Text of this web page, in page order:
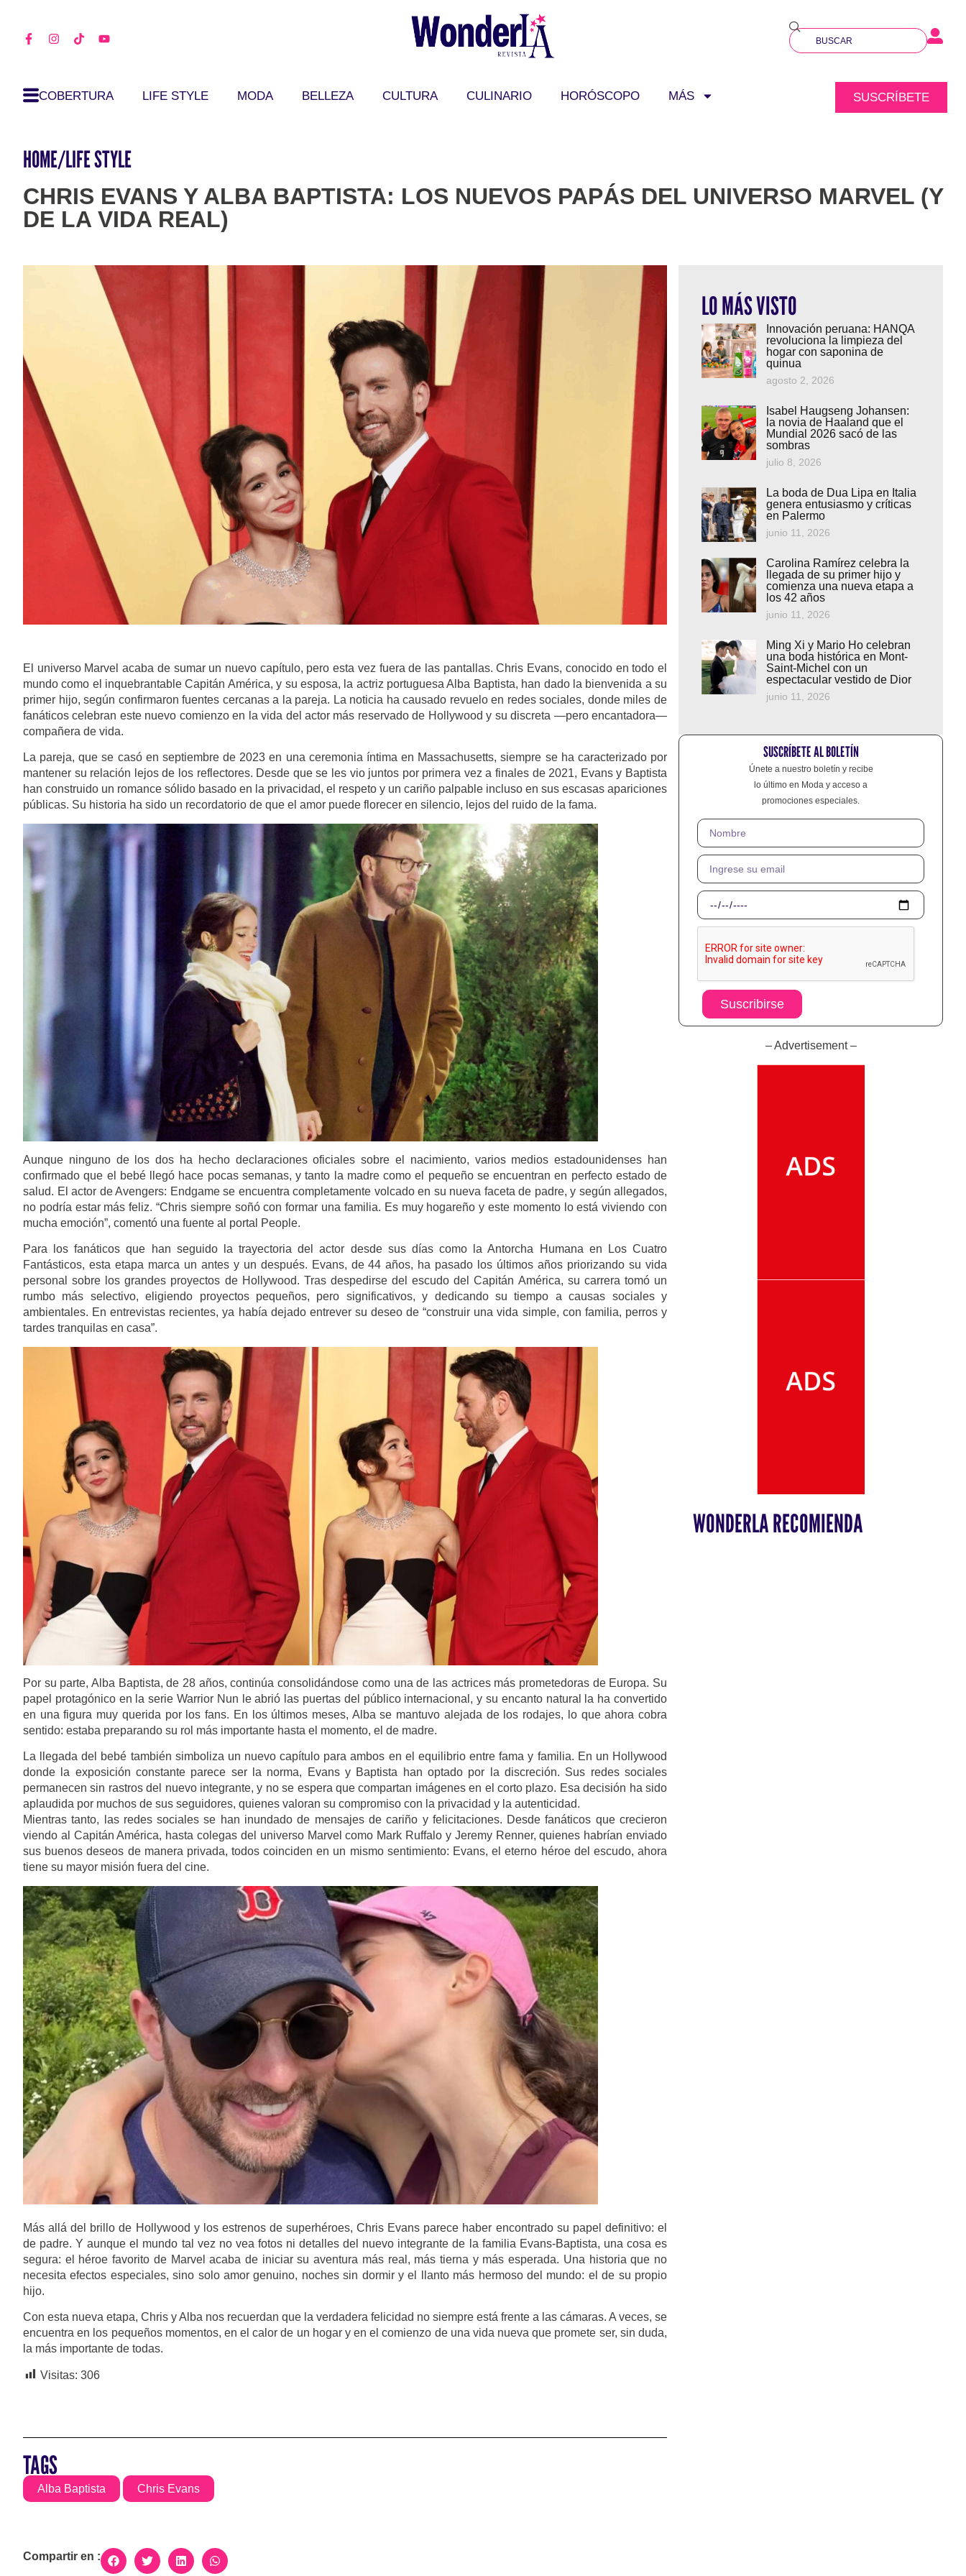
COBERTURA LIFE STYLE MODA BELLEZA CULTURA CULINARIO HORÓSCOPO MÁS SUSCRÍBETE
HOME/LIFE STYLE
CHRIS EVANS Y ALBA BAPTISTA: LOS NUEVOS PAPÁS DEL UNIVERSO MARVEL (Y
DE LA VIDA REAL)
El universo Marvel acaba de sumar un nuevo capítulo, pero esta vez fuera de las pantallas. Chris Evans, conocido en todo el
mundo como el inquebrantable Capitán América, y su esposa, la actriz portuguesa Alba Baptista, han dado la bienvenida a su
primer hijo, según confirmaron fuentes cercanas a la pareja. La noticia ha causado revuelo en redes sociales, donde miles de
fanáticos celebran este nuevo comienzo en la vida del actor más reservado de Hollywood y su discreta —pero encantadora—
compañera de vida.
La pareja, que se casó en septiembre de 2023 en una ceremonia íntima en Massachusetts, siempre se ha caracterizado por
mantener su relación lejos de los reflectores. Desde que se les vio juntos por primera vez a finales de 2021, Evans y Baptista
han construido un romance sólido basado en la privacidad, el respeto y un cariño palpable incluso en sus escasas apariciones
públicas. Su historia ha sido un recordatorio de que el amor puede florecer en silencio, lejos del ruido de la fama.
Aunque ninguno de los dos ha hecho declaraciones oficiales sobre el nacimiento, varios medios estadounidenses han
confirmado que el bebé llegó hace pocas semanas, y tanto la madre como el pequeño se encuentran en perfecto estado de
salud. El actor de Avengers: Endgame se encuentra completamente volcado en su nueva faceta de padre, y según allegados,
no podría estar más feliz. “Chris siempre soñó con formar una familia. Es muy hogareño y este momento lo está viviendo con
mucha emoción”, comentó una fuente al portal People.
Para los fanáticos que han seguido la trayectoria del actor desde sus días como la Antorcha Humana en Los Cuatro
Fantásticos, esta etapa marca un antes y un después. Evans, de 44 años, ha pasado los últimos años priorizando su vida
personal sobre los grandes proyectos de Hollywood. Tras despedirse del escudo del Capitán América, su carrera tomó un
rumbo más selectivo, eligiendo proyectos pequeños, pero significativos, y dedicando su tiempo a causas sociales y
ambientales. En entrevistas recientes, ya había dejado entrever su deseo de “construir una vida simple, con familia, perros y
tardes tranquilas en casa”.
Por su parte, Alba Baptista, de 28 años, continúa consolidándose como una de las actrices más prometedoras de Europa. Su
papel protagónico en la serie Warrior Nun le abrió las puertas del público internacional, y su encanto natural la ha convertido
en una figura muy querida por los fans. En los últimos meses, Alba se mantuvo alejada de los rodajes, lo que ahora cobra
sentido: estaba preparando su rol más importante hasta el momento, el de madre.
La llegada del bebé también simboliza un nuevo capítulo para ambos en el equilibrio entre fama y familia. En un Hollywood
donde la exposición constante parece ser la norma, Evans y Baptista han optado por la discreción. Sus redes sociales
permanecen sin rastros del nuevo integrante, y no se espera que compartan imágenes en el corto plazo. Esa decisión ha sido
aplaudida por muchos de sus seguidores, quienes valoran su compromiso con la privacidad y la autenticidad.
Mientras tanto, las redes sociales se han inundado de mensajes de cariño y felicitaciones. Desde fanáticos que crecieron
viendo al Capitán América, hasta colegas del universo Marvel como Mark Ruffalo y Jeremy Renner, quienes habrían enviado
sus buenos deseos de manera privada, todos coinciden en un mismo sentimiento: Evans, el eterno héroe del escudo, ahora
tiene su mayor misión fuera del cine.
Más allá del brillo de Hollywood y los estrenos de superhéroes, Chris Evans parece haber encontrado su papel definitivo: el
de padre. Y aunque el mundo tal vez no vea fotos ni detalles del nuevo integrante de la familia Evans-Baptista, una cosa es
segura: el héroe favorito de Marvel acaba de iniciar su aventura más real, más tierna y más esperada. Una historia que no
necesita efectos especiales, sino solo amor genuino, noches sin dormir y el llanto más hermoso del mundo: el de su propio
hijo.
Con esta nueva etapa, Chris y Alba nos recuerdan que la verdadera felicidad no siempre está frente a las cámaras. A veces, se
encuentra en los pequeños momentos, en el calor de un hogar y en el comienzo de una vida nueva que promete ser, sin duda,
la más importante de todas.
Visitas: 306
TAGS
Alba Baptista Chris Evans
Compartir en :
LO MÁS VISTO
Innovación peruana: HANQA
revoluciona la limpieza del
hogar con saponina de
quinua
agosto 2, 2026
Isabel Haugseng Johansen:
la novia de Haaland que el
Mundial 2026 sacó de las
sombras
julio 8, 2026
La boda de Dua Lipa en Italia
genera entusiasmo y críticas
en Palermo
junio 11, 2026
Carolina Ramírez celebra la
llegada de su primer hijo y
comienza una nueva etapa a
los 42 años
junio 11, 2026
Ming Xi y Mario Ho celebran
una boda histórica en Mont-
Saint-Michel con un
espectacular vestido de Dior
junio 11, 2026
SUSCRÍBETE AL BOLETÍN
Únete a nuestro boletín y recibe
lo último en Moda y acceso a
promociones especiales.
Suscribirse
– Advertisement –
WONDERLA RECOMIENDA